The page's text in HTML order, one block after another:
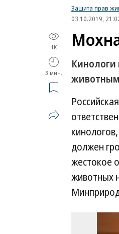
Защита прав
03.10.2019,
1K
3 мин.
Кинологи
должен
жестокое
животных